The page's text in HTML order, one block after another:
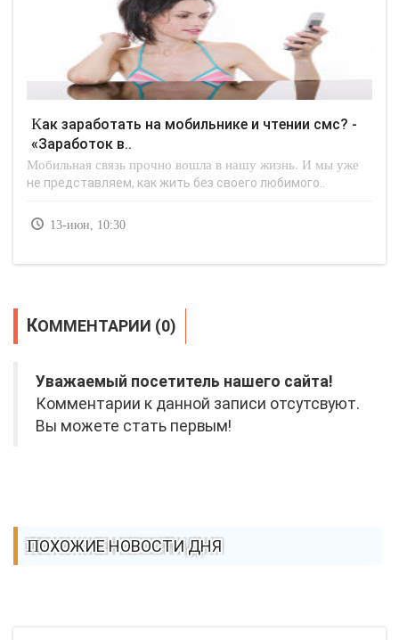
Как заработать на мобильнике и чтении смс? -
«Заработок в..
Мобильная связь прочно вошла в нашу жизнь. И мы уже
не представляем, как жить без своего любимого..
13-июн, 10:30
КОММЕНТАРИИ (0)
Уважаемый посетитель нашего сайта!
Комментарии к данной записи отсутсвуют.
Вы можете стать первым!
ПОХОЖИЕ НОВОСТИ ДНЯ